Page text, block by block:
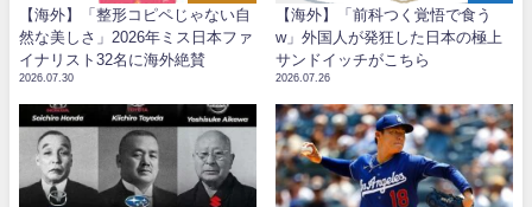
【海外】「整形コピペじゃない自
然な美しさ」2026年ミス日本ファ
イナリスト32名に海外絶賛
2026.07.30
【海外】「前科つく覚悟で食う
w」外国人が発狂した日本の極上
サンドイッチがこちら
2026.07.26